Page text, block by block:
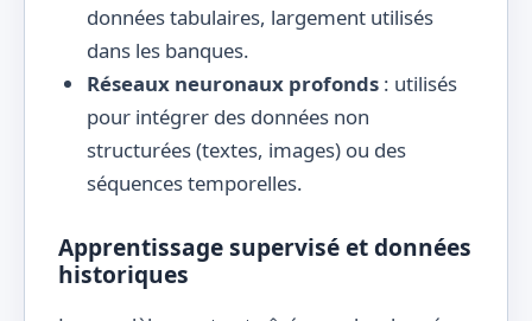
données tabulaires, largement utilisés
dans les banques.
Réseaux neuronaux profonds : utilisés
pour intégrer des données non
structurées (textes, images) ou des
séquences temporelles.
Apprentissage supervisé et données
historiques